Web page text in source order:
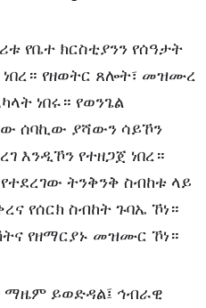
የቤተ ክርስቲያንን የሰዓታት
የዘወትር ጸሎት፣ መዝሙረ
ነበሩ። የወንጌል
ሰባኪው ያሻውን ሳይኾን
እንዲኾን የተዘጋጀ ነበረ።
ትንቅንቅ ስብከቱ ላይ
የሰርክ ስብከት ጉባኤ ኾነ።
የዘማርያኑ መዝሙር ኾነ።
ይወድዳል፤ ኅብራዊ